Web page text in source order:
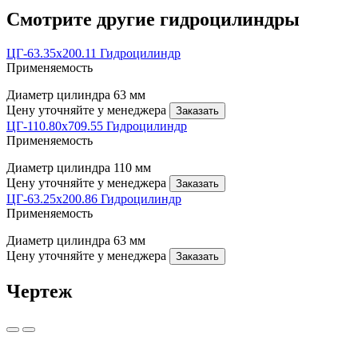
Смотрите другие гидроцилиндры
ЦГ-63.35х200.11 Гидроцилиндр
Применяемость
Диаметр цилиндра 63 мм
Цену уточняйте у менеджера
Заказать
ЦГ-110.80х709.55 Гидроцилиндр
Применяемость
Диаметр цилиндра 110 мм
Цену уточняйте у менеджера
Заказать
ЦГ-63.25х200.86 Гидроцилиндр
Применяемость
Диаметр цилиндра 63 мм
Цену уточняйте у менеджера
Заказать
Чертеж